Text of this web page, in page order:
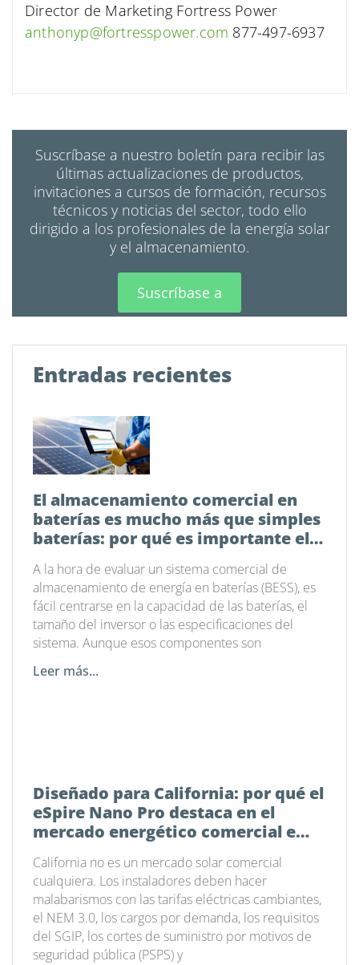
Director de Marketing Fortress Power
anthonyp@fortresspower.com 877-497-6937
Suscríbase a nuestro boletín para recibir las
últimas actualizaciones de productos,
invitaciones a cursos de formación, recursos
técnicos y noticias del sector, todo ello
dirigido a los profesionales de la energía solar
y el almacenamiento.
Suscríbase a
Entradas recientes
El almacenamiento comercial en
baterías es mucho más que simples
baterías: por qué es importante el
A la hora de evaluar un sistema comercial de
almacenamiento de energía en baterías (BESS), es
fácil centrarse en la capacidad de las baterías, el
tamaño del inversor o las especificaciones del
sistema. Aunque esos componentes son
Leer más...
Diseñado para California: por qué el
eSpire Nano Pro destaca en el
mercado energético comercial e
California no es un mercado solar comercial
cualquiera. Los instaladores deben hacer
malabarismos con las tarifas eléctricas cambiantes,
el NEM 3.0, los cargos por demanda, los requisitos
del SGIP, los cortes de suministro por motivos de
seguridad pública (PSPS) y